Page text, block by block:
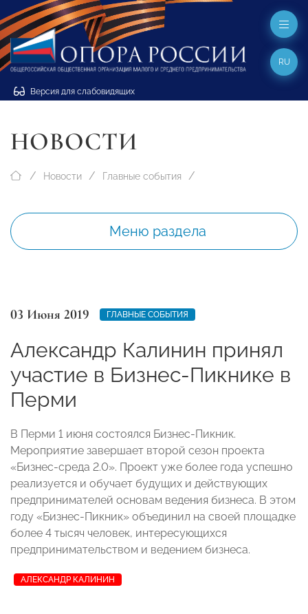
Версия для слабовидящих
RU
НОВОСТИ
Новости Главные события
Меню раздела
03 Июня 2019 ГЛАВНЫЕ СОБЫТИЯ
Александр Калинин принял
участие в Бизнес-Пикнике в
Перми
В Перми 1 июня состоялся Бизнес-Пикник.
Мероприятие завершает второй сезон проекта
«Бизнес-среда 2.0». Проект уже более года успешно
реализуется и обучает будущих и действующих
предпринимателей основам ведения бизнеса. В этом
году «Бизнес-Пикник» объединил на своей площадке
более 4 тысяч человек, интересующихся
предпринимательством и ведением бизнеса.
АЛЕКСАНДР КАЛИНИН